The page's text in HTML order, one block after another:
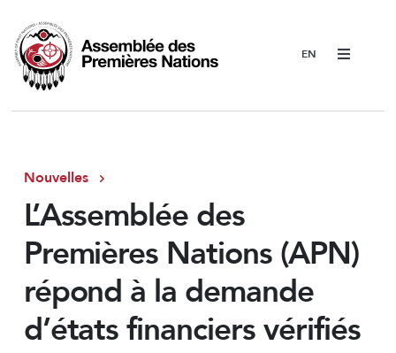
Menu
Nouvelles
L’Assemblée des
Premières Nations (APN)
répond à la demande
d’états financiers vérifiés